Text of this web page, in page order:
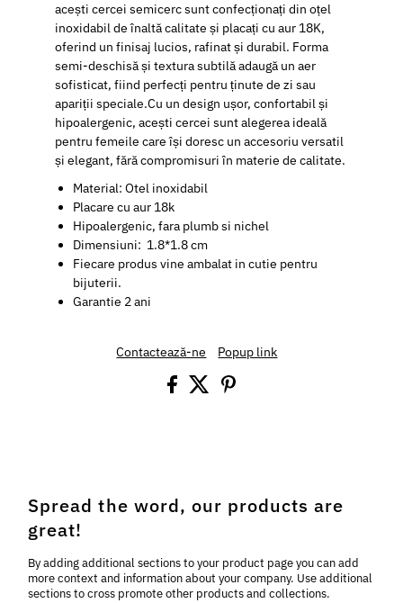
acești cercei semicerc sunt confecționați din oțel
inoxidabil de înaltă calitate și placați cu aur 18K,
oferind un finisaj lucios, rafinat și durabil. Forma
semi-deschisă și textura subtilă adaugă un aer
sofisticat, fiind perfecți pentru ținute de zi sau
apariții speciale.Cu un design ușor, confortabil și
hipoalergenic, acești cercei sunt alegerea ideală
pentru femeile care își doresc un accesoriu versatil
și elegant, fără compromisuri în materie de calitate.
Material: Otel inoxidabil
Placare cu aur 18k
Hipoalergenic, fara plumb si nichel
Dimensiuni: 1.8*1.8 cm
Fiecare produs vine ambalat in cutie pentru
bijuterii.
Garantie 2 ani
Contactează-ne Popup link
Spread the word, our products are
great!
By adding additional sections to your product page you can add
more context and information about your company. Use additional
sections to cross promote other products and collections.